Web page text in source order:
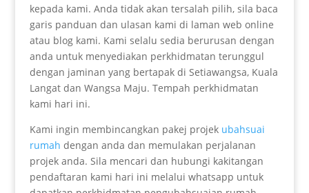
kepada kami. Anda tidak akan tersalah pilih, sila baca
garis panduan dan ulasan kami di laman web online
atau blog kami. Kami selalu sedia berurusan dengan
anda untuk menyediakan perkhidmatan terunggul
dengan jaminan yang bertapak di Setiawangsa, Kuala
Langat dan Wangsa Maju. Tempah perkhidmatan
kami hari ini.
Kami ingin membincangkan pakej projek ubahsuai
rumah dengan anda dan memulakan perjalanan
projek anda. Sila mencari dan hubungi kakitangan
pendaftaran kami hari ini melalui whatsapp untuk